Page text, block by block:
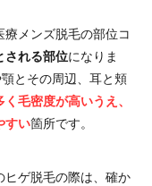
メンズ脱毛の部位コ
される部位になりま
とその周辺、耳と頬
く毛密度が高いうえ、
すい箇所です。
ヒゲ脱毛の際は、確か